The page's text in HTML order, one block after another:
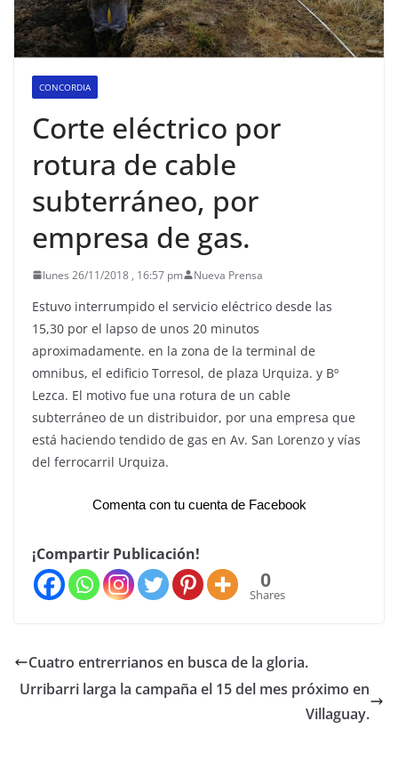
CONCORDIA
Corte eléctrico por
rotura de cable
subterráneo, por
empresa de gas.
lunes 26/11/2018 , 16:57 pm Nueva Prensa
Estuvo interrumpido el servicio eléctrico desde las
15,30 por el lapso de unos 20 minutos
aproximadamente. en la zona de la terminal de
omnibus, el edificio Torresol, de plaza Urquiza. y Bº
Lezca. El motivo fue una rotura de un cable
subterráneo de un distribuidor, por una empresa que
está haciendo tendido de gas en Av. San Lorenzo y vías
del ferrocarril Urquiza.
Comenta con tu cuenta de Facebook
¡Compartir Publicación!
0
Shares
Cuatro entrerrianos en busca de la gloria.
Urribarri larga la campaña el 15 del mes próximo en
Villaguay.